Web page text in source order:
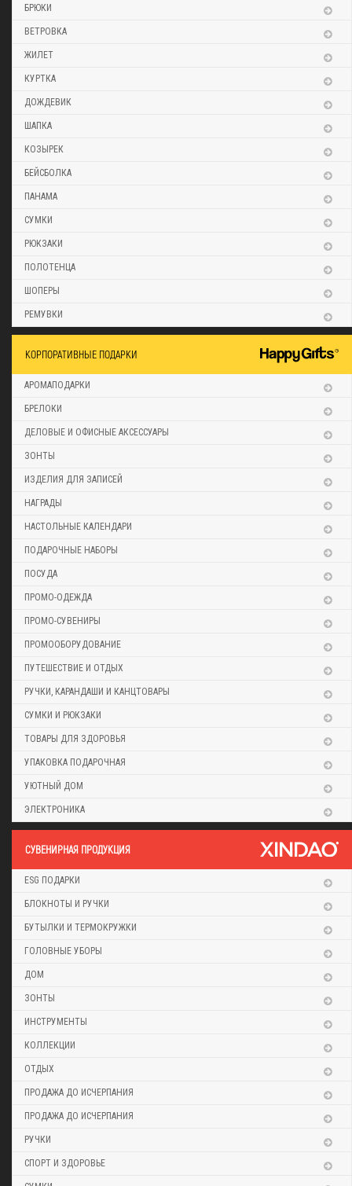
БРЮКИ
ВЕТРОВКА
ЖИЛЕТ
КУРТКА
ДОЖДЕВИК
ШАПКА
КОЗЫРЕК
БЕЙСБОЛКА
ПАНАМА
СУМКИ
РЮКЗАКИ
ПОЛОТЕНЦА
ШОПЕРЫ
РЕМУВКИ
КОРПОРАТИВНЫЕ ПОДАРКИ
АРОМАПОДАРКИ
БРЕЛОКИ
ДЕЛОВЫЕ И ОФИСНЫЕ АКСЕССУАРЫ
ЗОНТЫ
ИЗДЕЛИЯ ДЛЯ ЗАПИСЕЙ
НАГРАДЫ
НАСТОЛЬНЫЕ КАЛЕНДАРИ
ПОДАРОЧНЫЕ НАБОРЫ
ПОСУДА
ПРОМО-ОДЕЖДА
ПРОМО-СУВЕНИРЫ
ПРОМООБОРУДОВАНИЕ
ПУТЕШЕСТВИЕ И ОТДЫХ
РУЧКИ, КАРАНДАШИ И КАНЦТОВАРЫ
СУМКИ И РЮКЗАКИ
ТОВАРЫ ДЛЯ ЗДОРОВЬЯ
УПАКОВКА ПОДАРОЧНАЯ
УЮТНЫЙ ДОМ
ЭЛЕКТРОНИКА
CУВЕНИРНАЯ ПРОДУКЦИЯ
ESG ПОДАРКИ
БЛОКНОТЫ И РУЧКИ
БУТЫЛКИ И ТЕРМОКРУЖКИ
ГОЛОВНЫЕ УБОРЫ
ДОМ
ЗОНТЫ
ИНСТРУМЕНТЫ
КОЛЛЕКЦИИ
ОТДЫХ
ПРОДАЖА ДО ИСЧЕРПАНИЯ
ПРОДАЖА ДО ИСЧЕРПАНИЯ
РУЧКИ
СПОРТ И ЗДОРОВЬЕ